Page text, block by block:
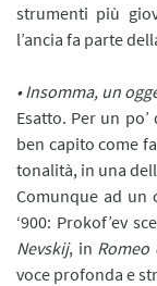
strumenti più
l’ancia fa parte
• Insomma, un
Esatto. Per un
ben capito come
tonalità, in una
Comunque ad un
‘900: Prokof’ev
Nevskij, in Romeo
voce profonda e